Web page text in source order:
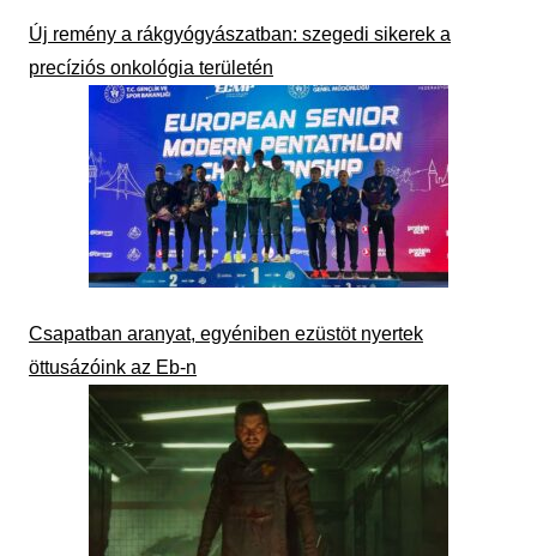
Új remény a rákgyógyászatban: szegedi sikerek a
precíziós onkológia területén
Csapatban aranyat, egyéniben ezüstöt nyertek
öttusázóink az Eb-n